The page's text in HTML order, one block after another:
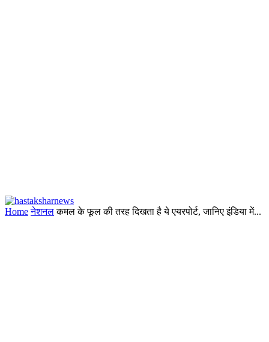
Home नेशनल कमल के फूल की तरह दिखता है ये एयरपोर्ट, जानिए इंडिया में...